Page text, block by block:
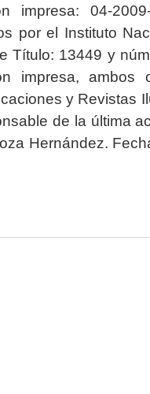
04-2009-
por el Instituto
Título: 13449 y
impresa, ambos
y Revistas
de la última
Hernández.